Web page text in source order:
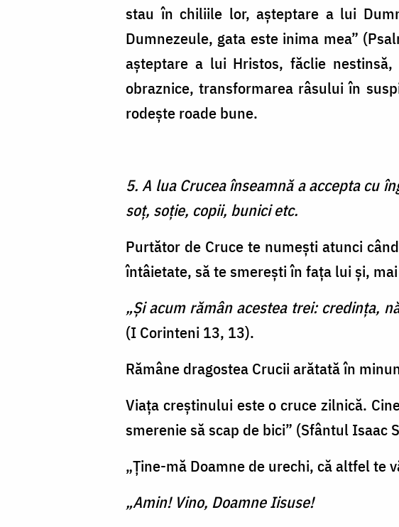
stau în chiliile lor, aşteptare a lui
Dumnezeule, gata este inima mea”
aşteptare a lui Hristos, făclie
obraznice, transformarea râsului în
rodeşte roade bune.
5. A lua Crucea înseamnă a accepta cu
soţ, soţie, copii, bunici etc.
Purtător de Cruce te numeşti atunci
întâietate, să te smereşti în faţa lui și,
„Şi acum rămân acestea trei: credinţa,
(I Corinteni 13, 13).
Rămâne dragostea Crucii arătată în
Viaţa creştinului este o cruce zilnică.
smerenie să scap de bici” (Sfântul Isaac
„Ține-mă Doamne de urechi, că altfel te
„Amin! Vino, Doamne Iisuse!